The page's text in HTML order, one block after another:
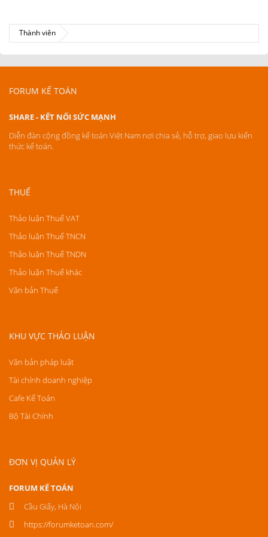
Thành viên
FORUM KẾ TOÁN
SHARE - KẾT NỐI SỨC MẠNH
Diễn đàn cộng đồng kế toán Việt Nam nơi chia sẻ, hỗ trợ, giao lưu kiến
thức kế toán.
THUẾ
Thảo luận Thuế VAT
Thảo luận Thuế TNCN
Thảo luận Thuế TNDN
Thảo luận Thuế khác
Văn bản Thuế
KHU VỰC THẢO LUẬN
Văn bản pháp luật
Tài chính doanh nghiệp
Cafe Kế Toán
Bộ Tài Chính
ĐƠN VỊ QUẢN LÝ
FORUM KẾ TOÁN
Cầu Giấy, Hà Nội
https://forumketoan.com/